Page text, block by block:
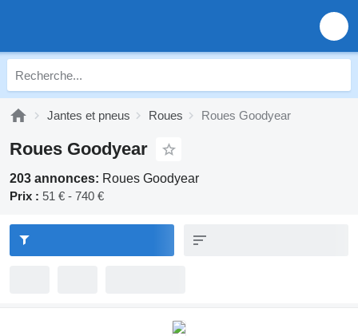
Jantes et pneus Roues Roues Goodyear
Roues Goodyear
203 annonces: Roues Goodyear
Prix : 51 € - 740 €